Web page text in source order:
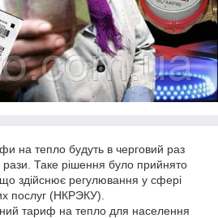
на тепло будуть в черговий раз
Таке рішення було прийнято
що здійснює регулювання у сфері
послуг (НКРЭКУ).
тариф на тепло для населення